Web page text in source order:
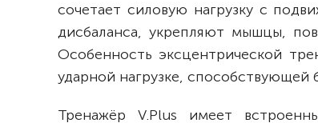
сочетает силовую нагрузку с
дисбаланса, укрепляют мышцы,
Особенность эксцентрической
ударной нагрузке,
Тренажёр V.Plus имеет